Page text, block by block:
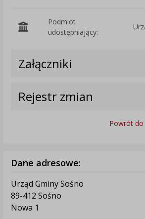
Podmiot
udostępniający:
Załączniki
Rejestr zmian
Powrót
Dane adresowe:
Urząd Gminy Sośno
89-412 Sośno
Nowa 1